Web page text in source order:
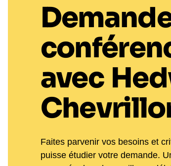
avec
Faites parvenir vos besoins et
puisse étudier votre demande.